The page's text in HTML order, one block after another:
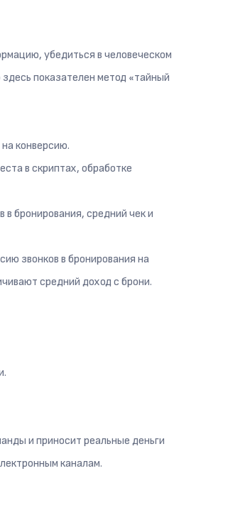
убедиться в человеческом
показателен метод «тайный
конверсию.
в скриптах, обработке
бронирования, средний чек и
звонков в бронирования на
средний доход с брони.
и приносит реальные деньги
каналам.